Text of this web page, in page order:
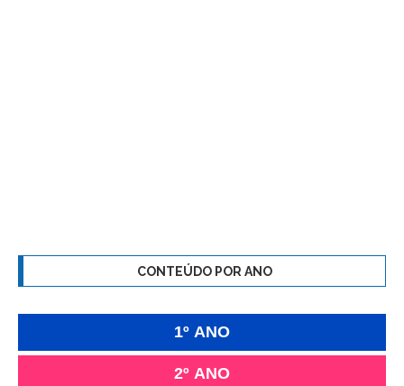
CONTEÚDO POR ANO
1º ANO
2º ANO